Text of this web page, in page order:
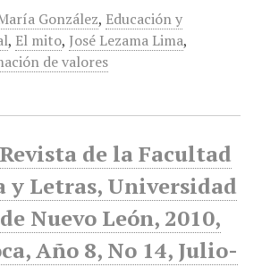
González, Educación y
, El mito, José Lezama Lima,
de valores
de la Facultad
y Letras, Universidad
Nuevo León, 2010,
Año 8, No 14, Julio-